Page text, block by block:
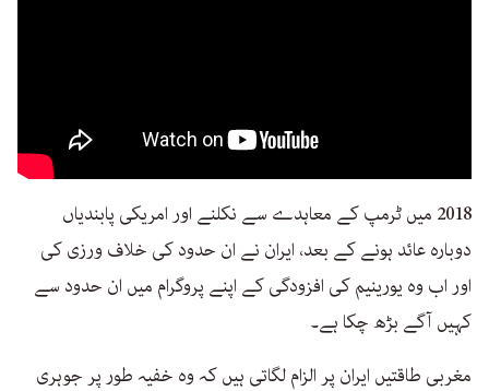
2018 میں ٹرمپ کے معاہدے سے نکلنے اور امریکی پابندیاں
دوبارہ عائد ہونے کے بعد، ایران نے ان حدود کی خلاف ورزی کی
اور اب وہ یورینیم کی افزودگی کے اپنے پروگرام میں ان حدود سے
کہیں آگے بڑھ چکا ہے۔
مغربی طاقتیں ایران پر الزام لگاتی ہیں کہ وہ خفیہ طور پر جوہری